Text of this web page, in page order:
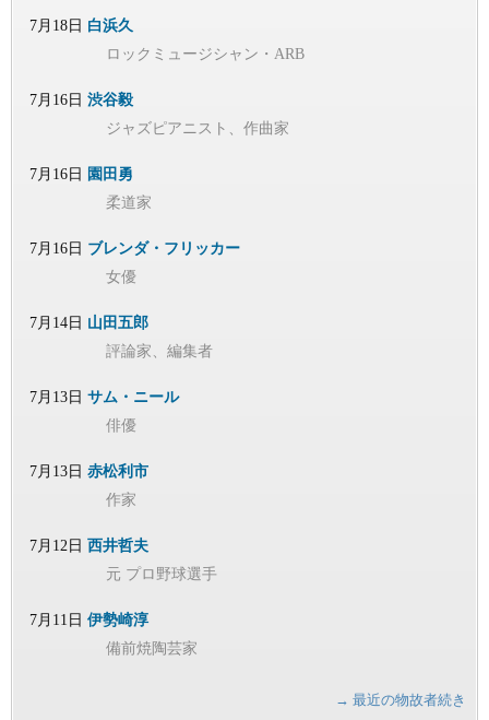
7月18日 白浜久
ロックミュージシャン・ARB
7月16日 渋谷毅
ジャズピアニスト、作曲家
7月16日 園田勇
柔道家
7月16日 ブレンダ・フリッカー
女優
7月14日 山田五郎
評論家、編集者
7月13日 サム・ニール
俳優
7月13日 赤松利市
作家
7月12日 西井哲夫
元 プロ野球選手
7月11日 伊勢崎淳
備前焼陶芸家
→ 最近の物故者続き